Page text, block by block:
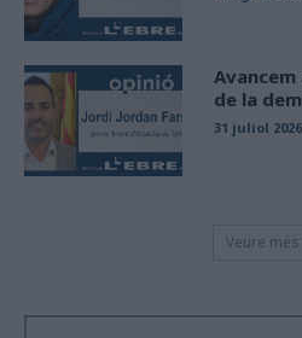
de la
31 juliol 2026
Veure més